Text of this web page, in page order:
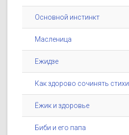
Основной инстинкт
Масленица
Ежидзе
Как здорово сочинять стихи
Ёжик и здоровье
Биби и его папа